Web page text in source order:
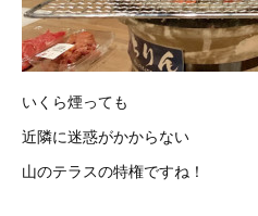
いくら煙っても
近隣に迷惑がかからない
山のテラスの特権ですね！